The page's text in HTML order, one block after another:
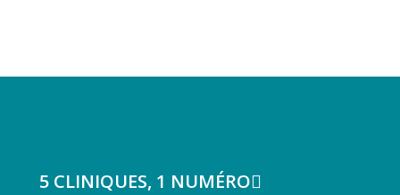
5 CLINIQUES, 1 NUMÉRO